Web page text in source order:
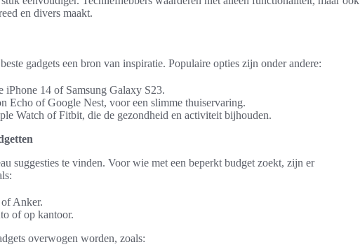
en divers maakt.
gadgets een bron van inspiratie. Populaire opties zijn onder andere:
iPhone 14 of Samsung Galaxy S23.
Echo of Google Nest, voor een slimme thuiservaring.
Watch of Fitbit, die de gezondheid en activiteit bijhouden.
suggesties te vinden. Voor wie met een beperkt budget zoekt, zijn er
Anker.
of op kantoor.
overwogen worden, zoals: